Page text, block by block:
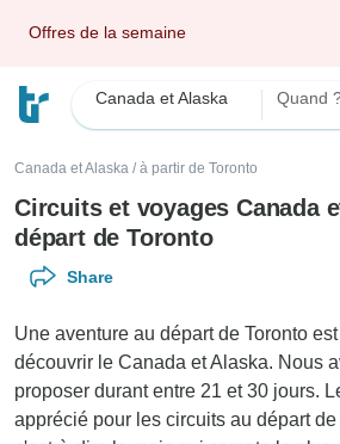
Offres de la semaine
Canada et Alaska Quand
Canada et Alaska / à partir de Toronto
Circuits et voyages Canada
départ de Toronto
Share
Une aventure au départ de Toronto
découvrir le Canada et Alaska. Nous
proposer durant entre 21 et 30 jours.
apprécié pour les circuits au départ de